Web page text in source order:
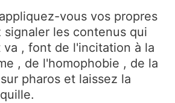
vous vos propres
signaler les contenus qui
, font de l'incitation à la
, de l'homophobie , de la
pharos et laissez la